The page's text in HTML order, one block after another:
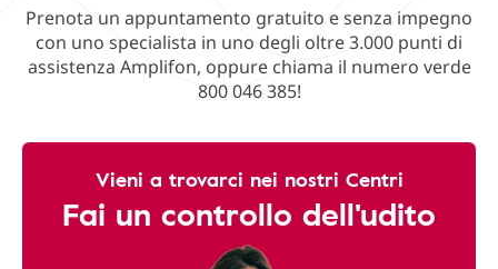
Prenota un appuntamento gratuito e senza impegno
con uno specialista in uno degli oltre 3.000 punti di
assistenza Amplifon, oppure chiama il numero verde
800 046 385!
Vieni a trovarci nei nostri Centri
Fai un controllo dell'udito